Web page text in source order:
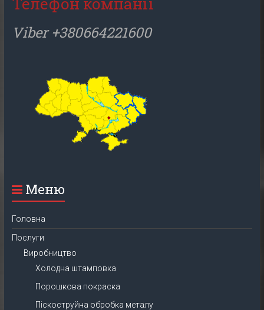
Viber +380664221600
Меню
Головна
Послуги
Виробництво
Холодна штамповка
Порошкова покраска
Піскоструйна обробка металу